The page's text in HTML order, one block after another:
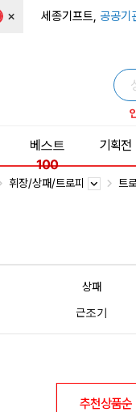
× 세종기프트, 공공기
베스트
100
기획전
휘장/상패/트로피 트
상패
근조기
추천상품순